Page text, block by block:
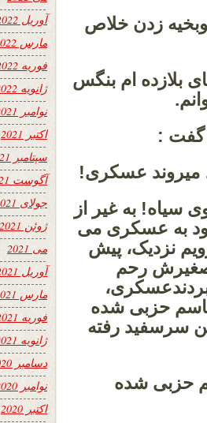
وبخیه زدن خلاص
بلازده ام بنگس
گفت :
میروند عسکری!
سیاه! به غیر از
به عسکری می
نزدیک، پیش
رحم
قاسم حزبی شده
سرسفید رفته
حزبی شده
آوریل 2022
مارس 2022
فوریه 2022
ژانویه 2022
نوامبر 2021
اکتبر 2021
سپتامبر 2021
آگوست 2021
جولای 2021
ژوئن 2021
می 2021
آوریل 2021
مارس 2021
فوریه 2021
ژانویه 2021
دسامبر 2020
نوامبر 2020
اکتبر 2020